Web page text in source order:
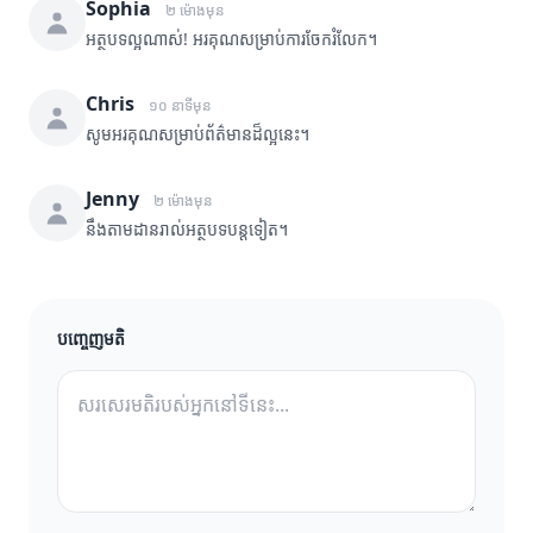
Sophia ២ ម៉ោងមុន
អត្ថបទល្អណាស់! អរគុណសម្រាប់ការចែករំលែក។
Chris ១០ នាទីមុន
សូមអរគុណសម្រាប់ព័ត៌មានដ៏ល្អនេះ។
Jenny ២ ម៉ោងមុន
នឹងតាមដានរាល់អត្ថបទបន្តទៀត។
បញ្ចេញមតិ